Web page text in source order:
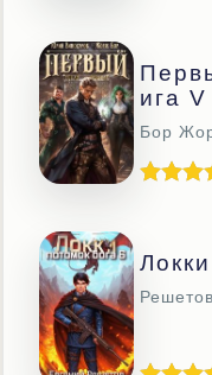
Ига V
Бор